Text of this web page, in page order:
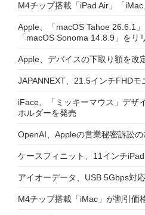
M4チップ搭載「iPad Air」「
Apple、「macOS Tahoe 26.6.1
「macOS Sonoma 14.8.9」をリ
Apple、デバイスの下取り額を
JAPANNEXT、21.5インチFHDモ
iFace、「ミッキーマウス」デザ
ホルダーを発売
OpenAI、Appleの営業秘密訴訟
ケースフィニット、11インチ
アイオーデータ、USB 5Gbps対
M4チップ搭載「iMac」が割引価